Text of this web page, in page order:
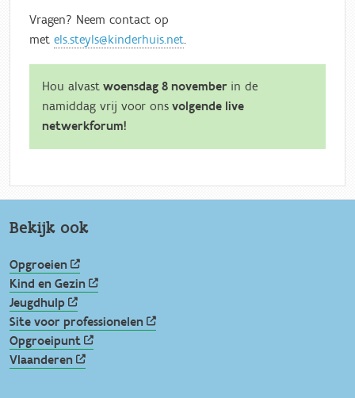
Vragen? Neem contact op
met els.steyls@kinderhuis.net.
Hou alvast woensdag 8 november in de
namiddag vrij voor ons volgende live
netwerkforum!
Bekijk ook
Opgroeien
Kind en Gezin
Jeugdhulp
Site voor professionelen
Opgroeipunt
Vlaanderen